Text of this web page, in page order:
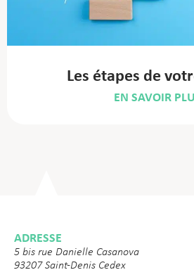
Les étapes de
EN SAVOIR
ADRESSE
5 bis rue Danielle Casanova
93207 Saint-Denis Cedex